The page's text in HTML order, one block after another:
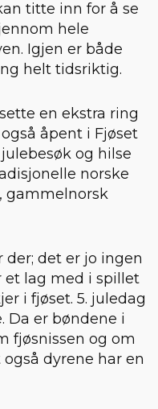
titte inn for å se
hele
Igjen er både
helt tidsriktig.
en ekstra ring
åpent i Fjøset
og hilse
norske
gammelnorsk
det er jo ingen
et lag med i spillet
i fjøset. 5. juledag
Da er bøndene i
fjøsnissen og om
dyrene har en